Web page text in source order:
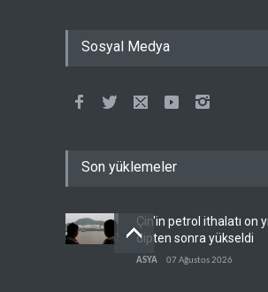
Sosyal Medya
Son yüklemeler
Çin'in petrol ithalatı on
dipten sonra yükseldi
ASYA 07 Ağustos 2026